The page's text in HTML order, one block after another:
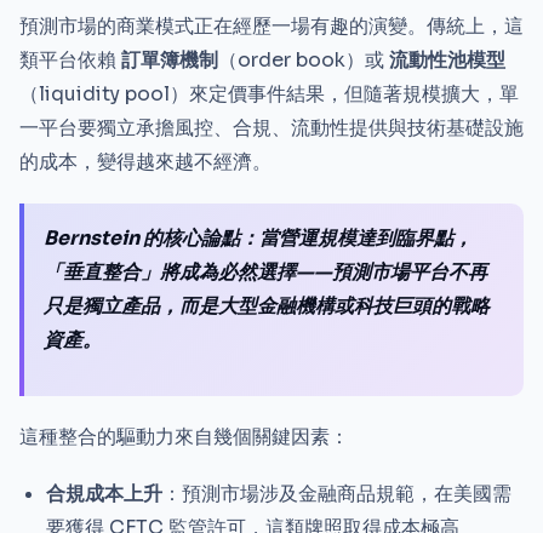
預測市場的商業模式正在經歷一場有趣的演變。傳統上，這
類平台依賴 訂單簿機制 （order book）或流動性池模型
（liquidity pool）來定價事件結果，但隨著規模擴大，單
一平台要獨立承擔風控、合規、流動性提供與技術基礎設施
的成本，變得越來越不經濟。
Bernstein 的核心論點：當營運規模達到臨界點，
「垂直整合」將成為必然選擇——預測市場平台不再
只是獨立產品，而是大型金融機構或科技巨頭的戰略
資產。
這種整合的驅動力來自幾個關鍵因素：
合規成本上升 ：預測市場涉及金融商品規範，在美國需
要獲得 CFTC 監管許可，這類牌照取得成本極高